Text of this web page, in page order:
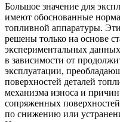
Большое значение для
имеют обоснованные
топливной аппаратуры.
решены только на основе
экспериментальных
в зависимости от
эксплуатации,
поверхностей деталей
механизма износа и
сопряженных
по снижению или